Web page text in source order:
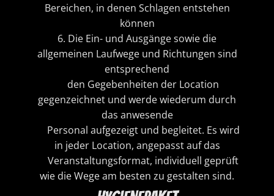
Bereichen, in denen Schlagen entstehen
können
6. Die Ein- und Ausgänge sowie die
allgemeinen Laufwege und Richtungen sind
entsprechend
den Gegebenheiten der Location
gegenzeichnet und werde wiederum durch
das anwesende
Personal aufgezeigt und begleitet. Es wird
in jeder Location, angepasst auf das
Veranstaltungsformat, individuell geprüft
wie die Wege am besten zu gestalten sind.